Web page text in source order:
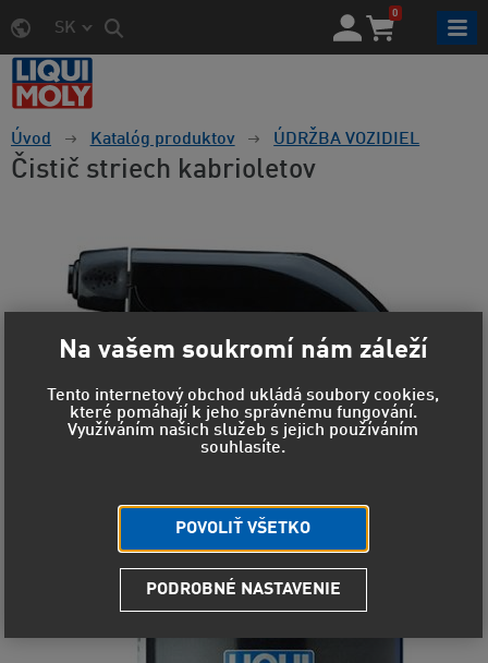
SK
0
Úvod Katalóg produktov ÚDRŽBA VOZIDIEL
Čistič striech kabrioletov
Na vašem soukromí nám záleží
Tento internetový obchod ukládá soubory cookies,
které pomáhají k jeho správnému fungování.
Využíváním našich služeb s jejich používáním
souhlasíte.
POVOLIŤ VŠETKO
PODROBNÉ NASTAVENIE